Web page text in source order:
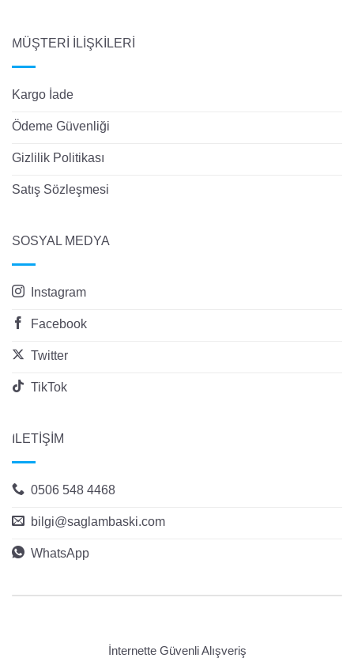
MÜŞTERİ İLİŞKİLERİ
Kargo İade
Ödeme Güvenliği
Gizlilik Politikası
Satış Sözleşmesi
SOSYAL MEDYA
Instagram
Facebook
Twitter
TikTok
İLETİŞİM
0506 548 4468
bilgi@saglambaski.com
WhatsApp
İnternette Güvenli Alışveriş